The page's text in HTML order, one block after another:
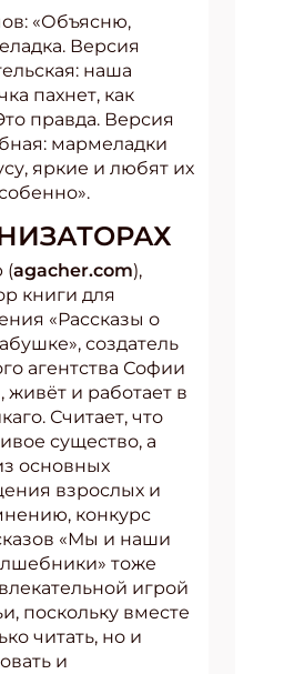
«Объясню,
Версия
наша
пахнет, как
правда. Версия
мармеладки
яркие и любят их
(agacher.com),
книги для
«Рассказы о
создатель
агентства Софии
живёт и работает в
Считает, что
существо, а
основных
взрослых и
конкурс
«Мы и наши
тоже
игрой
поскольку вместе
читать, но и
и